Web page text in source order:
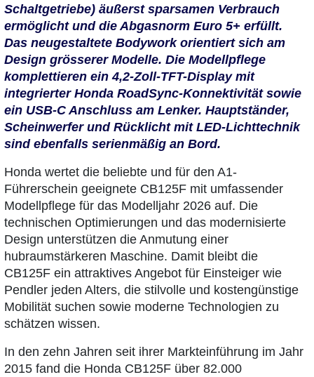
Schaltgetriebe) äußerst sparsamen Verbrauch
ermöglicht und die Abgasnorm Euro 5+ erfüllt.
Das neugestaltete Bodywork orientiert sich am
Design grösserer Modelle. Die Modellpflege
komplettieren ein 4,2-Zoll-TFT-Display mit
integrierter Honda RoadSync-Konnektivität sowie
ein USB-C Anschluss am Lenker. Hauptständer,
Scheinwerfer und Rücklicht mit LED-Lichttechnik
sind ebenfalls serienmäßig an Bord.
Honda wertet die beliebte und für den A1-
Führerschein geeignete CB125F mit umfassender
Modellpflege für das Modelljahr 2026 auf. Die
technischen Optimierungen und das modernisierte
Design unterstützen die Anmutung einer
hubraumstärkeren Maschine. Damit bleibt die
CB125F ein attraktives Angebot für Einsteiger wie
Pendler jeden Alters, die stilvolle und kostengünstige
Mobilität suchen sowie moderne Technologien zu
schätzen wissen.
In den zehn Jahren seit ihrer Markteinführung im Jahr
2015 fand die Honda CB125F über 82.000